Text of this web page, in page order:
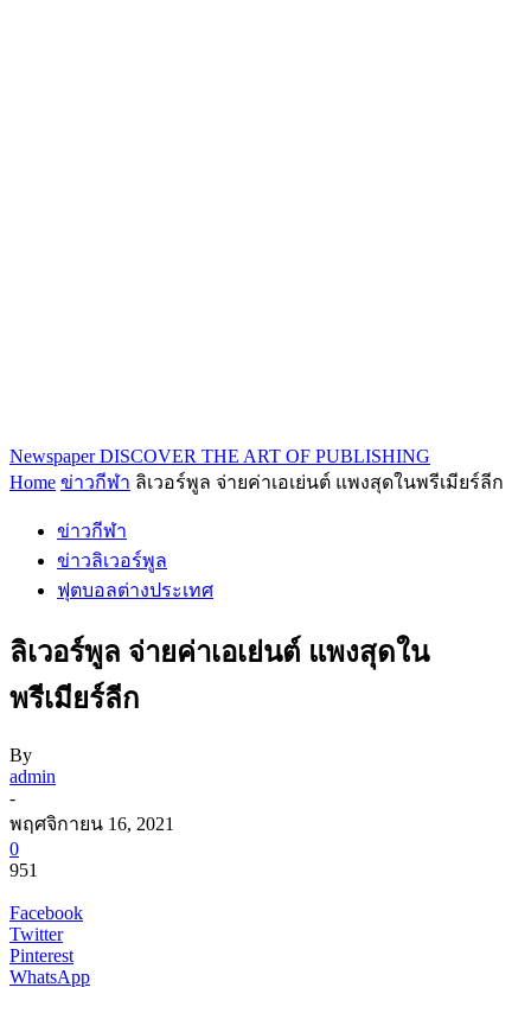
Newspaper DISCOVER THE ART OF PUBLISHING
Home ข่าวกีฬา ลิเวอร์พูล จ่ายค่าเอเย่นต์ แพงสุดในพรีเมียร์ลีก
ข่าวกีฬา
ข่าวลิเวอร์พูล
ฟุตบอลต่างประเทศ
ลิเวอร์พูล จ่ายค่าเอเย่นต์ แพงสุดใน
พรีเมียร์ลีก
By
admin
-
พฤศจิกายน 16, 2021
0
951
Facebook
Twitter
Pinterest
WhatsApp